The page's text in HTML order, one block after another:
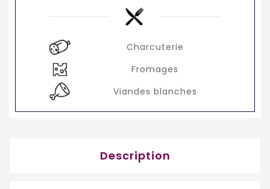
Charcuterie
Fromages
Viandes blanches
Description